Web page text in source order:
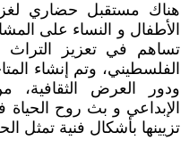
هناك مستقبل حضاري
الأطفال و النساء على
تساهم في تعزيز التراث
الفلسطيني، وتم إنشاء
ودور العرض الثقافية،
الإبداعي و بث روح
تزيينها بأشكال فنية تمثل